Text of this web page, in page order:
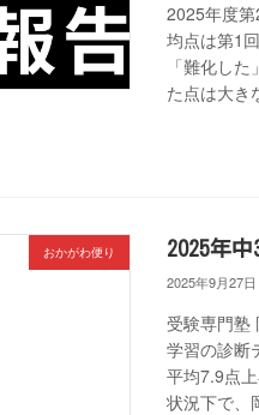
2025年度
均点は第1
「難化し
た点は大
おかがわ便り 2025年
2025年9月27日
受験専門塾
学習の診断
平均7.9点
状況下で